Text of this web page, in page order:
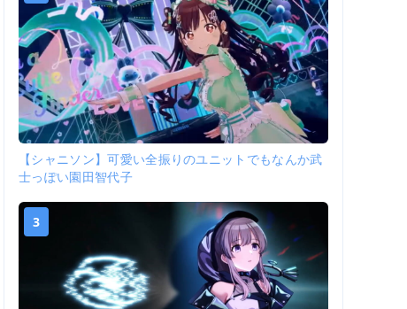
【シャニソン】可愛い全振りのユニットでもなんか武
士っぽい園田智代子
3